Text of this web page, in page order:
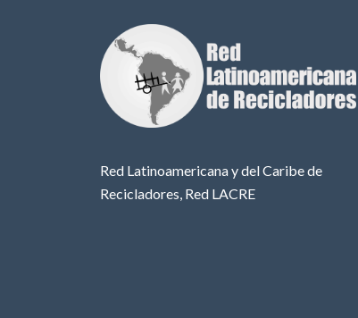
Red Latinoamericana y del Caribe de
Recicladores, Red LACRE